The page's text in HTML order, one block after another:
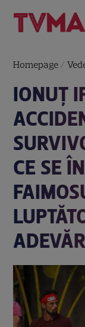
Homepage /
IONUȚ
CE SE